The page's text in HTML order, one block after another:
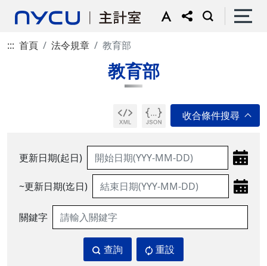
::: 首頁 法令規章 教育部
教育部
更新日期(起日)
~更新日期(迄日)
關鍵字
查詢 重設